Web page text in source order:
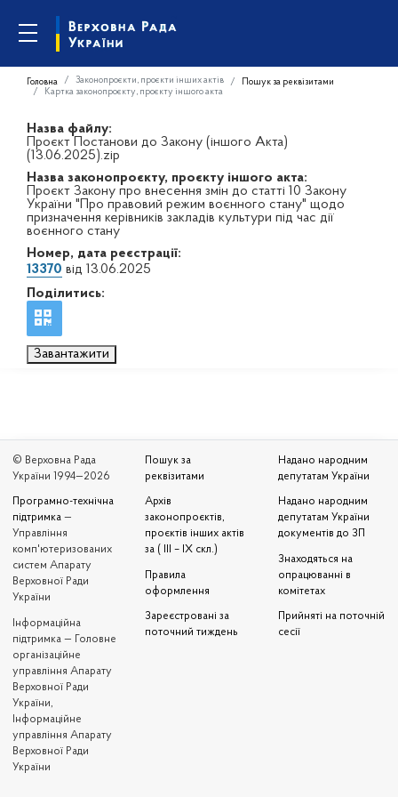
Головна Законопроєкти, проєкти інших актів
Пошук за реквізитами
Картка законопроєкту, проєкту іншого акта
Назва файлу:
Проєкт Постанови до Закону (іншого Акта)
(13.06.2025).zip
Назва законопроєкту, проєкту іншого акта:
Проєкт Закону про внесення змін до статті 10 Закону
України "Про правовий режим воєнного стану" щодо
призначення керівників закладів культури під час дії
воєнного стану
Номер, дата реєстрації:
13370 від 13.06.2025
Поділитись:
Завантажити
© Верховна Рада
України 1994—2026
Програмно-технічна
підтримка —
Управління
комп'ютеризованих
систем Апарату
Верховної Ради
України
Iнформаційна
підтримка — Головне
організаційне
управління Апарату
Верховної Ради
України,
Інформаційне
управління Апарату
Верховної Ради
України
Пошук за
реквізитами
Архів
законопроєктів,
проєктів інших актів
за ( III – IX скл.)
Правила
оформлення
Зареєстровані за
поточний тиждень
Надано народним
депутатам України
Надано народним
депутатам України
документів до ЗП
Знаходяться на
опрацюванні в
комітетах
Прийняті на поточній
сесії